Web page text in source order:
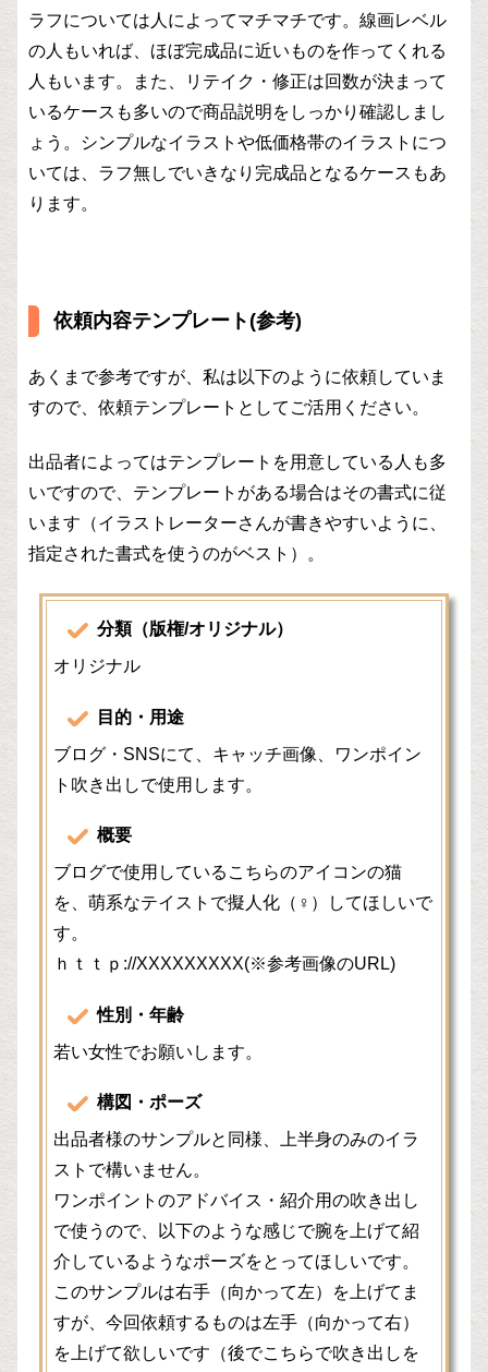
ラフについては人によってマチマチです。線画レベル
の人もいれば、ほぼ完成品に近いものを作ってくれる
人もいます。また、リテイク・修正は回数が決まって
いるケースも多いので商品説明をしっかり確認しまし
ょう。シンプルなイラストや低価格帯のイラストにつ
いては、ラフ無しでいきなり完成品となるケースもあ
ります。
依頼内容テンプレート(参考)
あくまで参考ですが、私は以下のように依頼していま
すので、依頼テンプレートとしてご活用ください。
出品者によってはテンプレートを用意している人も多
いですので、テンプレートがある場合はその書式に従
います（イラストレーターさんが書きやすいように、
指定された書式を使うのがベスト）。
分類（版権/オリジナル）
オリジナル
目的・用途
ブログ・SNSにて、キャッチ画像、ワンポイン
ト吹き出しで使用します。
概要
ブログで使用しているこちらのアイコンの猫
を、萌系なテイストで擬人化（♀）してほしいで
す。
ｈｔｔｐ://XXXXXXXXX(※参考画像のURL)
性別・年齢
若い女性でお願いします。
構図・ポーズ
出品者様のサンプルと同様、上半身のみのイラ
ストで構いません。
ワンポイントのアドバイス・紹介用の吹き出し
で使うので、以下のような感じで腕を上げて紹
介しているようなポーズをとってほしいです。
このサンプルは右手（向かって左）を上げてま
すが、今回依頼するものは左手（向かって右）
を上げて欲しいです（後でこちらで吹き出しを